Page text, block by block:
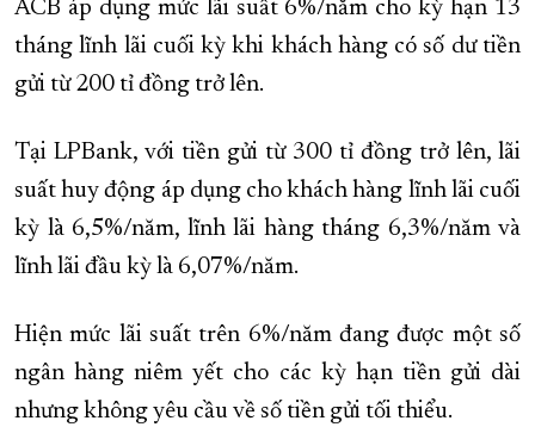
ACB áp dụng mức lãi suất 6%/năm cho kỳ hạn 13
tháng lĩnh lãi cuối kỳ khi khách hàng có số dư tiền
gửi từ 200 tỉ đồng trở lên.
Tại LPBank, với tiền gửi từ 300 tỉ đồng trở lên, lãi
suất huy động áp dụng cho khách hàng lĩnh lãi cuối
kỳ là 6,5%/năm, lĩnh lãi hàng tháng 6,3%/năm và
lĩnh lãi đầu kỳ là 6,07%/năm.
Hiện mức lãi suất trên 6%/năm đang được một số
ngân hàng niêm yết cho các kỳ hạn tiền gửi dài
nhưng không yêu cầu về số tiền gửi tối thiểu.